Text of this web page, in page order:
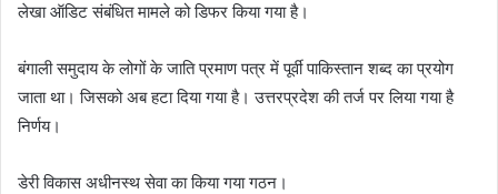
लेखा ऑडिट संबंधित मामले को डिफर किया गया है।
बंगाली समुदाय के लोगों के जाति प्रमाण पत्र में पूर्वी पाकिस्तान शब्द का प्रयोग
जाता था। जिसको अब हटा दिया गया है। उत्तरप्रदेश की तर्ज पर लिया गया है
निर्णय।
डेरी विकास अधीनस्थ सेवा का किया गया गठन।